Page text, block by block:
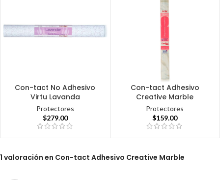
Con-tact No Adhesivo
Virtu Lavanda
Protectores
$279.00
Con-tact Adhesivo
Creative Marble
Protectores
$159.00
1 valoración en Con-tact Adhesivo Creative Marble